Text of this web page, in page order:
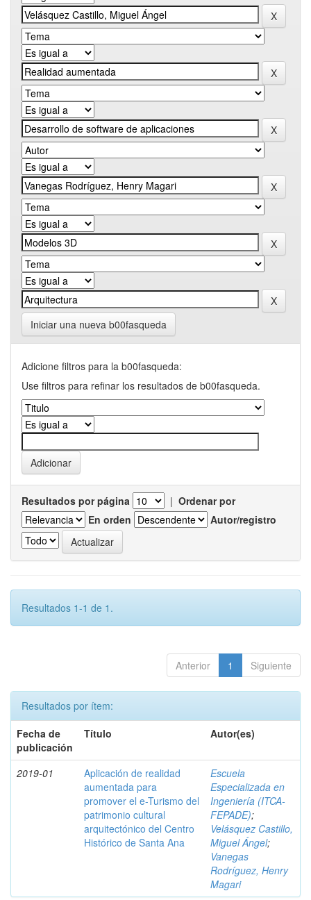
Iniciar una nueva b00fasqueda
Adicione filtros para la b00fasqueda:
Use filtros para refinar los resultados de b00fasqueda.
Resultados por página | Ordenar por
En orden
Autor/registro
Resultados 1-1 de 1.
Anterior 1 Siguiente
Resultados por ítem:
Fecha de
publicación
Título Autor(es)
2019-01
Aplicación de realidad
aumentada para
promover el e-Turismo del
patrimonio cultural
arquitectónico del Centro
Histórico de Santa Ana
Escuela
Especializada en
Ingeniería (ITCA-
FEPADE);
Velásquez Castillo,
Miguel Ángel;
Vanegas
Rodríguez, Henry
Magari